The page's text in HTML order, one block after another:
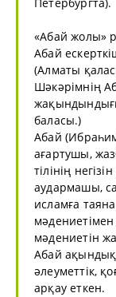
«Абай жолы»
Абай
(Алматы
Шәкәрімнің
баласы.)
Абай
ағартушы,
тілінің
аудармашы,
исламға
мәдениетін
Абай
әлеуметтік,
арқау еткен.